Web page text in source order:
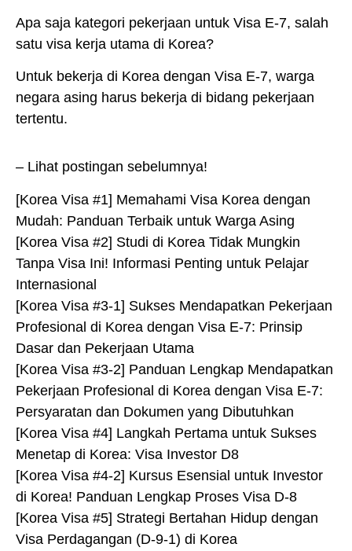
Apa saja kategori pekerjaan untuk Visa E-7, salah
satu visa kerja utama di Korea?
Untuk bekerja di Korea dengan Visa E-7, warga
negara asing harus bekerja di bidang pekerjaan
tertentu.
– Lihat postingan sebelumnya!
[Korea Visa #1] Memahami Visa Korea dengan
Mudah: Panduan Terbaik untuk Warga Asing
[Korea Visa #2] Studi di Korea Tidak Mungkin
Tanpa Visa Ini! Informasi Penting untuk Pelajar
Internasional
[Korea Visa #3-1] Sukses Mendapatkan Pekerjaan
Profesional di Korea dengan Visa E-7: Prinsip
Dasar dan Pekerjaan Utama
[Korea Visa #3-2] Panduan Lengkap Mendapatkan
Pekerjaan Profesional di Korea dengan Visa E-7:
Persyaratan dan Dokumen yang Dibutuhkan
[Korea Visa #4] Langkah Pertama untuk Sukses
Menetap di Korea: Visa Investor D8
[Korea Visa #4-2] Kursus Esensial untuk Investor
di Korea! Panduan Lengkap Proses Visa D-8
[Korea Visa #5] Strategi Bertahan Hidup dengan
Visa Perdagangan (D-9-1) di Korea